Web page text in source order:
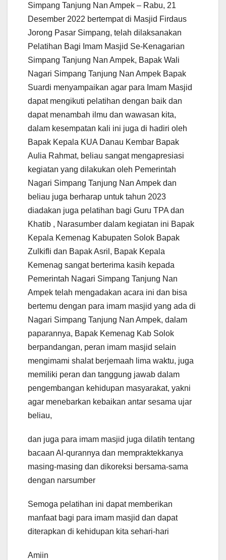
Simpang Tanjung Nan Ampek – Rabu, 21
Desember 2022 bertempat di Masjid Firdaus
Jorong Pasar Simpang, telah dilaksanakan
Pelatihan Bagi Imam Masjid Se-Kenagarian
Simpang Tanjung Nan Ampek, Bapak Wali
Nagari Simpang Tanjung Nan Ampek Bapak
Suardi menyampaikan agar para Imam Masjid
dapat mengikuti pelatihan dengan baik dan
dapat menambah ilmu dan wawasan kita,
dalam kesempatan kali ini juga di hadiri oleh
Bapak Kepala KUA Danau Kembar Bapak
Aulia Rahmat, beliau sangat mengapresiasi
kegiatan yang dilakukan oleh Pemerintah
Nagari Simpang Tanjung Nan Ampek dan
beliau juga berharap untuk tahun 2023
diadakan juga pelatihan bagi Guru TPA dan
Khatib , Narasumber dalam kegiatan ini Bapak
Kepala Kemenag Kabupaten Solok Bapak
Zulkifli dan Bapak Asril, Bapak Kepala
Kemenag sangat berterima kasih kepada
Pemerintah Nagari Simpang Tanjung Nan
Ampek telah mengadakan acara ini dan bisa
bertemu dengan para imam masjid yang ada di
Nagari Simpang Tanjung Nan Ampek, dalam
paparannya, Bapak Kemenag Kab Solok
berpandangan, peran imam masjid selain
mengimami shalat berjemaah lima waktu, juga
memiliki peran dan tanggung jawab dalam
pengembangan kehidupan masyarakat, yakni
agar menebarkan kebaikan antar sesama ujar
beliau,
dan juga para imam masjid juga dilatih tentang
bacaan Al-qurannya dan mempraktekkanya
masing-masing dan dikoreksi bersama-sama
dengan narsumber
Semoga pelatihan ini dapat memberikan
manfaat bagi para imam masjid dan dapat
diterapkan di kehidupan kita sehari-hari
Amiin